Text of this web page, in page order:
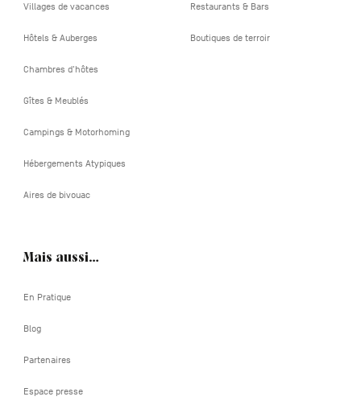
Villages de vacances
Hôtels & Auberges
Chambres d'hôtes
Gîtes & Meublés
Campings & Motorhoming
Hébergements Atypiques
Aires de bivouac
Restaurants & Bars
Boutiques de terroir
Mais aussi…
En Pratique
Blog
Partenaires
Espace presse